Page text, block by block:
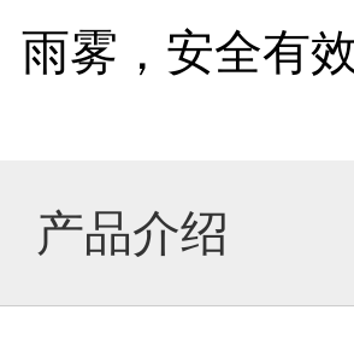
文
雨雾，安全有
产品介绍